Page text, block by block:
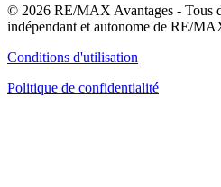
© 2026 RE/MAX Avantages - Tous
indépendant et autonome de RE/
Conditions d'utilisation
Politique de confidentialité